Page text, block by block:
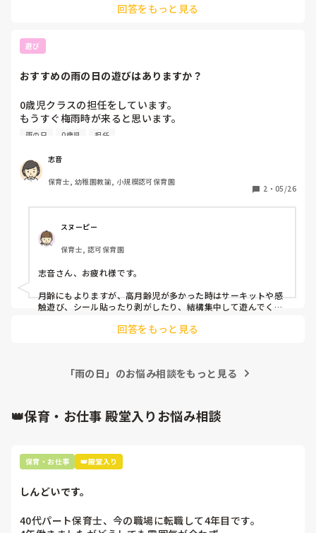
回答をもっと見る
遊び
おすすめの雨の日の遊びはありますか？
0歳児クラスの担任をしています。
もうすぐ梅雨時が来ると思います。
そこで、皆さんは雨の日にどんな遊びをしていますか？もし
す。よろしくお願いします。
雨の日 0歳児 担任
志音
保育士, 幼稚園教諭, 小規模認可保育園
2 ・ 05/26
スヌーピー
保育士, 認可保育園
志音さん、お疲れ様です。
月齢にもよりますが、高月齢児が多かった時はサーキットや感
触遊び、シール貼ったり剥がしたり、結構集中して遊んでくれ
これは月齢関係なく、みんな楽しんでいました。
回答をもっと見る
「雨の日」のお悩み相談をもっと見る
👑保育・お仕事 殿堂入りお悩み相談
保育・お仕事 👑殿堂入り
しんどいです。
40代パート保育士、今の職場に転職して4年目です。